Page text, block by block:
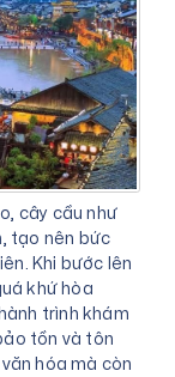
cây cầu như
tạo nên bức
Khi bước lên
khứ hòa
trình khám
tồn và tôn
hóa mà còn